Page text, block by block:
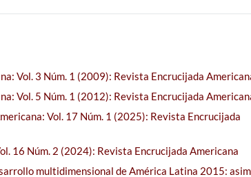
Vol. 3 Núm. 1 (2009): Revista Encrucijada
Vol. 5 Núm. 1 (2012): Revista Encrucijada
Vol. 17 Núm. 1 (2025): Revista Encrucijada
16 Núm. 2 (2024): Revista Encrucijada Americana
multidimensional de América Latina 2015: